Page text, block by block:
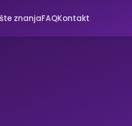
znanjaFAQKontakt